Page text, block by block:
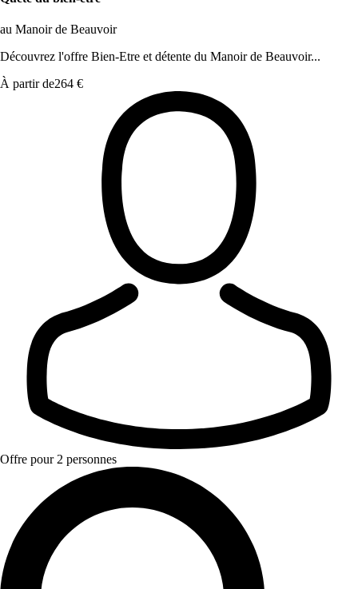
au Manoir de Beauvoir
Découvrez l'offre Bien-Etre et détente du Manoir de Beauvoir...
À partir de264 €
Offre pour 2 personnes